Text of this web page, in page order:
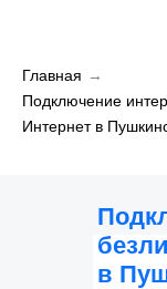
Главная →
Подключение
Интернет в
в